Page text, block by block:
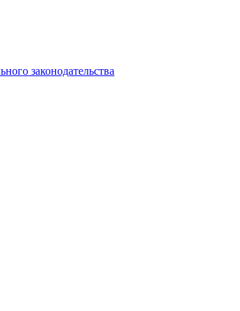
законодательства